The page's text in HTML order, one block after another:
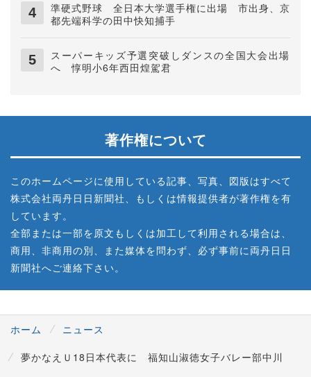
準硬式野球 全日本大学選手権に出場 市出身、京
都先端科学の田中快知捕手
スーパーキッズ予選突破しダンスの全国大会出場
へ 惇明小6年西田煌駕君
著作権について
このホームページに使用している記事、写真、図版はすべて
株式会社両丹日日新聞社、もしくは情報提供者が著作権を有
しています。
全部または一部を原文もしくは加工して利用される場合は、
商用、非商用の別、また媒体を問わず、必ず事前に両丹日日
新聞社へご連絡下さい。
ホーム
ニュース
夢かなえＵ18日本代表に 福知山淑徳女子バレー部中川